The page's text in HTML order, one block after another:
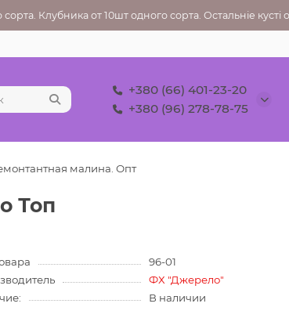
Клубника от 10шт одного сорта. Остальніе кусті
+380 (66) 401-23-20
+380 (96) 278-78-75
малина. Опт
Топ
96-01
ФХ "Джерело"
В наличии